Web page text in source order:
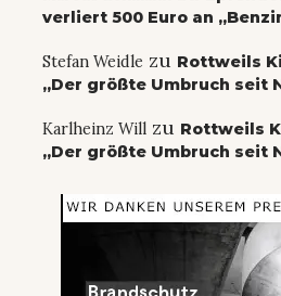
verliert 500 Euro an
Stefan Weidle zu Rottweils
„Der größte Umbruch seit
Karlheinz Will zu Rottweils
„Der größte Umbruch seit